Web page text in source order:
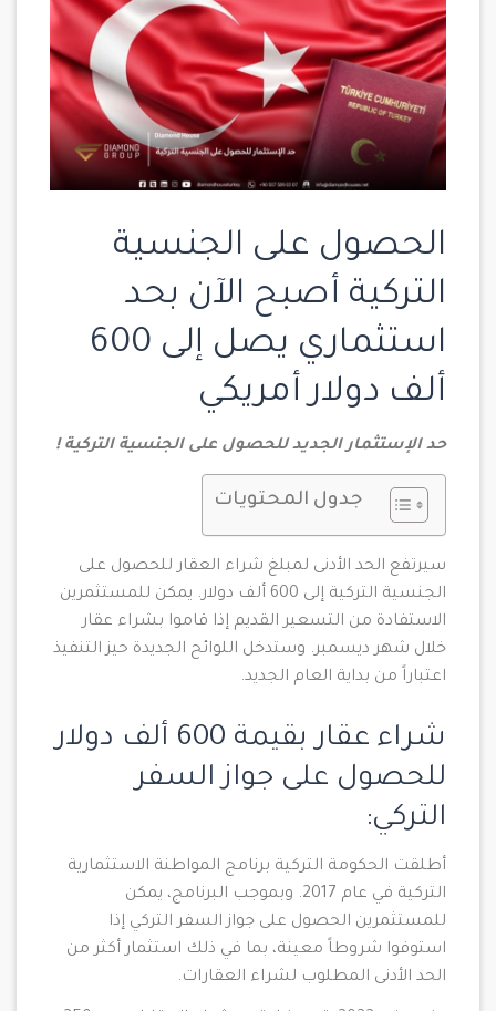
الحصول على الجنسية
التركية أصبح الآن بحد
استثماري يصل إلى 600
ألف دولار أمريكي
حد الإستثمار الجديد للحصول على الجنسية التركية !
جدول المحتويات
سيرتفع الحد الأدنى لمبلغ شراء العقار للحصول على
الجنسية التركية إلى 600 ألف دولار. يمكن للمستثمرين
الاستفادة من التسعير القديم إذا قاموا بشراء عقار
خلال شهر ديسمبر. وستدخل اللوائح الجديدة حيز التنفيذ
اعتباراً من بداية العام الجديد.
شراء عقار بقيمة 600 ألف دولار
للحصول على جواز السفر
التركي:
أطلقت الحكومة التركية برنامج المواطنة الاستثمارية
التركية في عام 2017. وبموجب البرنامج، يمكن
للمستثمرين الحصول على جواز السفر التركي إذا
استوفوا شروطاً معينة، بما في ذلك استثمار أكثر من
الحد الأدنى المطلوب لشراء العقارات.